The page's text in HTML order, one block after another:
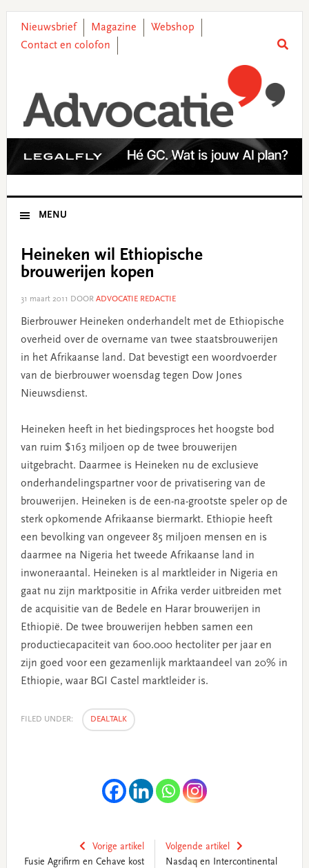
primary
main
primary
footer
Nieuwsbrief Magazine
Webshop
Contact en colofon
MENU
Heineken wil Ethiopische
brouwerijen kopen
31 maart 2011 DOOR ADVOCATIE REDACTIE
Bierbrouwer Heineken onderhandelt met de Ethiopische
overheid over de overname van twee staatsbrouwerijen
in het Afrikaanse land. Dat bevestigt een woordvoerder
van de bierbrouwer woensdag tegen Dow Jones
Nieuwsdienst.
Heineken heeft in het biedingsproces het hoogste bod
van ruim $163 miljoen op de twee brouwerijen
uitgebracht. Daarmee is Heineken nu de exclusieve
onderhandelingspartner voor de privatisering van de
brouwerijen. Heineken is de een-na-grootste speler op de
sterk opkomende Afrikaanse biermarkt. Ethiopie heeft
een bevolking van ongeveer 85 miljoen mensen en is
daarmee na Nigeria het tweede Afrikaanse land in
inwoneraantal. Heineken is al marktleider in Nigeria en
gaat nu zijn marktpositie in Afrika verder uitbreiden met
de acquisitie van de Bedele en Harar brouwerijen in
Ethiopië. De twee brouwerijen hebben samen een
productiecapaciteit van 600.000 hectoliter per jaar en
zijn goed voor een gezamenlijk marktaandeel van 20% in
Ethiopie, waar BGI Castel marktleider is.
FILED UNDER: DEALTALK
Vorige artikel
Fusie Agrifirm en Cehave kost
Volgende artikel
Nasdaq en Intercontinental